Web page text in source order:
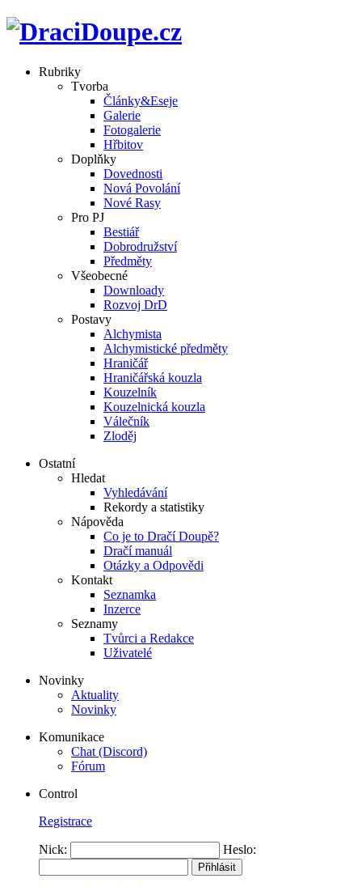
Rubriky
Tvorba
Články&Eseje
Galerie
Fotogalerie
Hřbitov
Doplňky
Dovednosti
Nová Povolání
Nové Rasy
Pro PJ
Bestiář
Dobrodružství
Předměty
Všeobecné
Downloady
Rozvoj DrD
Postavy
Alchymista
Alchymistické předměty
Hraničář
Hraničářská kouzla
Kouzelník
Kouzelnická kouzla
Válečník
Zloděj
Ostatní
Hledat
Vyhledávání
Rekordy a statistiky
Nápověda
Co je to Dračí Doupě?
Dračí manuál
Otázky a Odpovědi
Kontakt
Seznamka
Inzerce
Seznamy
Tvůrci a Redakce
Uživatelé
Novinky
Aktuality
Novinky
Komunikace
Chat (Discord)
Fórum
Control
Registrace
Nick: Heslo: